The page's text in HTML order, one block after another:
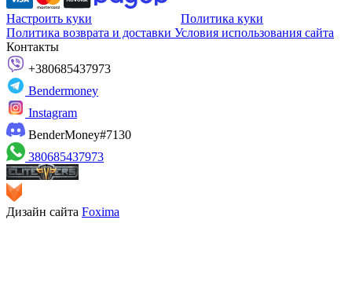
Настроить куки
Политика куки
Политика возврата и доставки Условия использования сайта
Контакты
+380685437973
Bendermoney
Instagram
BenderMoney#7130
380685437973
Дизайн сайта Foxima